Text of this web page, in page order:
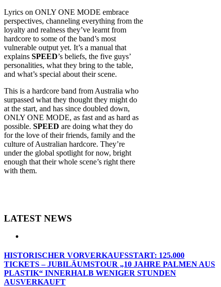
Lyrics on ONLY ONE MODE embrace
perspectives, channeling everything from the
loyalty and realness they’ve learnt from
hardcore to some of the band’s most
vulnerable output yet. It’s a manual that
explains SPEED’s beliefs, the five guys’
personalities, what they bring to the table,
and what’s special about their scene.
This is a hardcore band from Australia who
surpassed what they thought they might do
at the start, and has since doubled down,
ONLY ONE MODE, as fast and as hard as
possible. SPEED are doing what they do
for the love of their friends, family and the
culture of Australian hardcore. They’re
under the global spotlight for now, bright
enough that their whole scene’s right there
with them.
LATEST NEWS
HISTORISCHER VORVERKAUFSSTART: 125.000
TICKETS – JUBILÄUMSTOUR „10 JAHRE PALMEN AUS
PLASTIK“ INNERHALB WENIGER STUNDEN
AUSVERKAUFT